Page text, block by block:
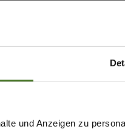
und Anzeigen zu